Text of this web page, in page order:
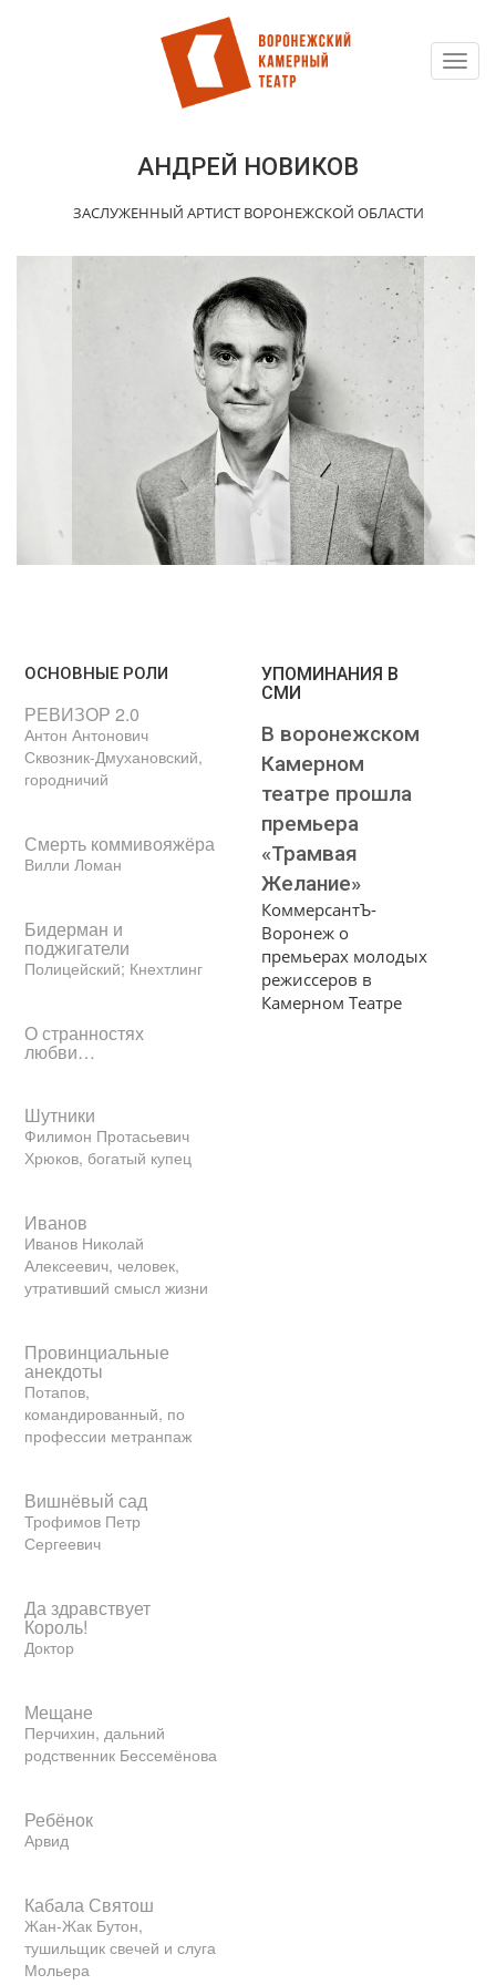
АНДРЕЙ НОВИКОВ
ЗАСЛУЖЕННЫЙ АРТИСТ ВОРОНЕЖСКОЙ ОБЛАСТИ
ОСНОВНЫЕ РОЛИ
РЕВИЗОР 2.0
Антон Антонович
Сквозник-Дмухановский,
городничий
Смерть коммивояжёра
Вилли Ломан
Бидерман и
поджигатели
Полицейский; Кнехтлинг
О странностях
любви…
Шутники
Филимон Протасьевич
Хрюков, богатый купец
Иванов
Иванов Николай
Алексеевич, человек,
утративший смысл жизни
Провинциальные
анекдоты
Потапов,
командированный, по
профессии метранпаж
Вишнёвый сад
Трофимов Петр
Сергеевич
Да здравствует
Король!
Доктор
Мещане
Перчихин, дальний
родственник Бессемёнова
Ребёнок
Арвид
Кабала Святош
Жан-Жак Бутон,
тушильщик свечей и слуга
Мольера
УПОМИНАНИЯ В
СМИ
В воронежском
Камерном
театре прошла
премьера
«Трамвая
Желание»
КоммерсантЪ-
Воронеж о
премьерах молодых
режиссеров в
Камерном Театре